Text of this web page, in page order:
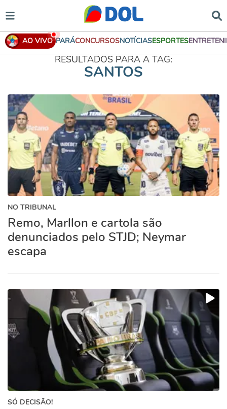
AO VIVO PARÁCONCURSOSNOTÍCIASESPORTES
RESULTADOS PARA A TAG:
SANTOS
NO TRIBUNAL
Remo, Marllon e cartola são
denunciados pelo STJD; Neymar
escapa
SÓ DECISÃO!